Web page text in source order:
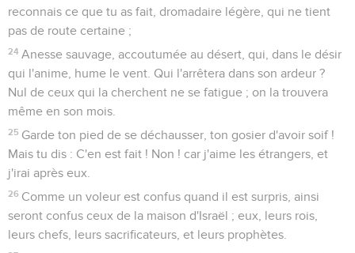
reconnais ce que tu as fait, dromadaire légère, qui ne tient
pas de route certaine ;
24 Anesse sauvage, accoutumée au désert, qui, dans le désir
qui l'anime, hume le vent. Qui l'arrêtera dans son ardeur ?
Nul de ceux qui la cherchent ne se fatigue ; on la trouvera
même en son mois.
25 Garde ton pied de se déchausser, ton gosier d'avoir soif !
Mais tu dis : C'en est fait ! Non ! car j'aime les étrangers, et
j'irai après eux.
26 Comme un voleur est confus quand il est surpris, ainsi
seront confus ceux de la maison d'Israël ; eux, leurs rois,
leurs chefs, leurs sacrificateurs, et leurs prophètes.